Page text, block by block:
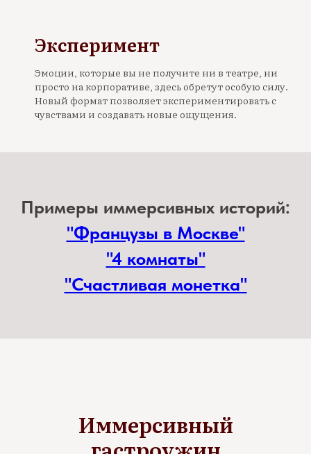
Эксперимент
Эмоции, которые вы не получите ни в театре, ни
просто на корпоративе, здесь обретут особую силу.
Новый формат позволяет экспериментировать с
чувствами и создавать новые ощущения.
Примеры иммерсивных историй:
"Французы в Москве"
"4 комнаты"
"Счастливая монетка"
Иммерсивный